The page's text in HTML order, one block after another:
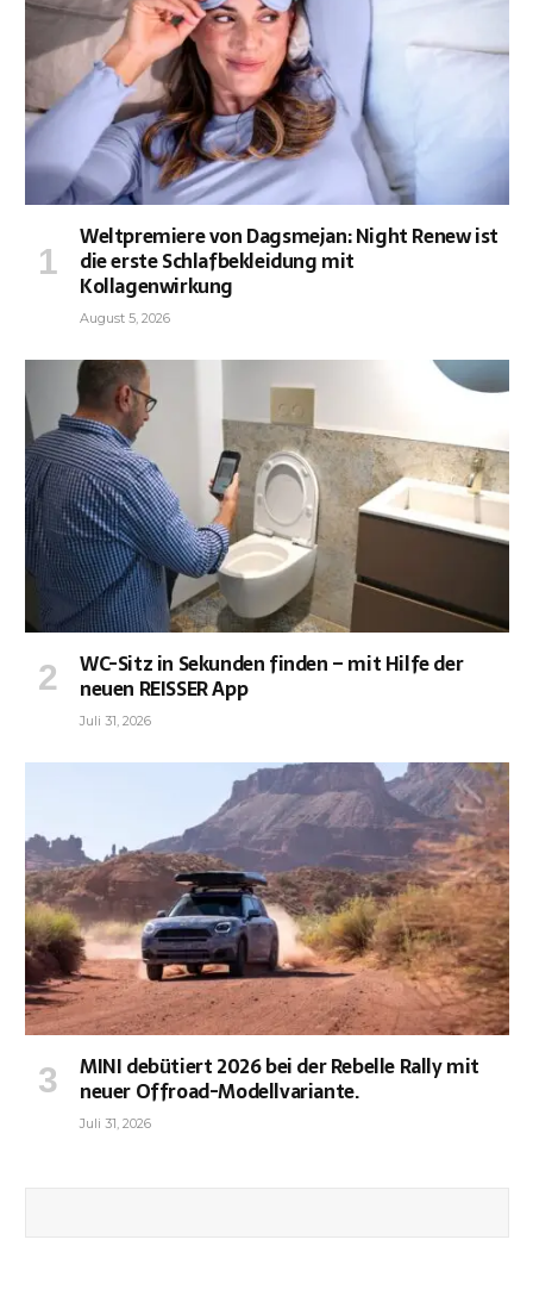
Weltpremiere von Dagsmejan: Night Renew ist
die erste Schlafbekleidung mit
Kollagenwirkung
August 5, 2026
WC-Sitz in Sekunden finden – mit Hilfe der
neuen REISSER App
Juli 31, 2026
MINI debütiert 2026 bei der Rebelle Rally mit
neuer Offroad-Modellvariante.
Juli 31, 2026